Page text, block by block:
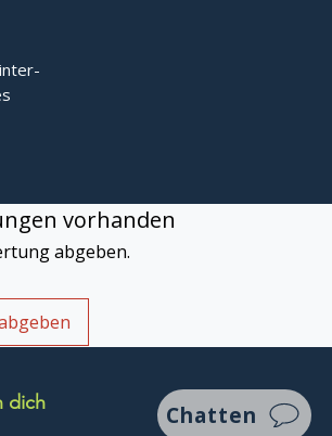
vorhanden
abgeben.
dich
Chatten